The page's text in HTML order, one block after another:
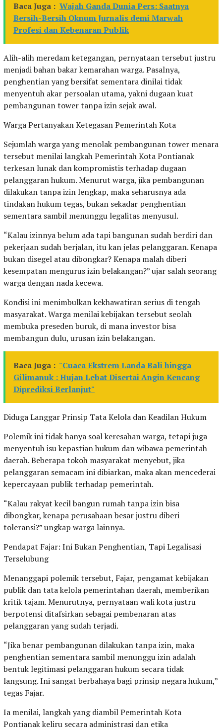
Baca Juga : Wajah Ganda Dunia Pers: Saatnya
Bersih-Bersih Oknum Jurnalis demi Marwah
Profesi dan Kebenaran Publik
Alih-alih meredam ketegangan, pernyataan tersebut justru
menjadi bahan bakar kemarahan warga. Pasalnya,
penghentian yang bersifat sementara dinilai tidak
menyentuh akar persoalan utama, yakni dugaan kuat
pembangunan tower tanpa izin sejak awal.
Warga Pertanyakan Ketegasan Pemerintah Kota
Sejumlah warga yang menolak pembangunan tower menara
tersebut menilai langkah Pemerintah Kota Pontianak
terkesan lunak dan kompromistis terhadap dugaan
pelanggaran hukum. Menurut warga, jika pembangunan
dilakukan tanpa izin lengkap, maka seharusnya ada
tindakan hukum tegas, bukan sekadar penghentian
sementara sambil menunggu legalitas menyusul.
“Kalau izinnya belum ada tapi bangunan sudah berdiri dan
pekerjaan sudah berjalan, itu kan jelas pelanggaran. Kenapa
bukan disegel atau dibongkar? Kenapa malah diberi
kesempatan mengurus izin belakangan?” ujar salah seorang
warga dengan nada kecewa.
Kondisi ini menimbulkan kekhawatiran serius di tengah
masyarakat. Warga menilai kebijakan tersebut seolah
membuka preseden buruk, di mana investor bisa
membangun dulu, urusan izin belakangan.
Baca Juga : "Cuaca Ekstrem Landa Bali hingga
Gilimanuk : Hujan Lebat Disertai Angin Kencang
Diprediksi Berlanjut"
Diduga Langgar Prinsip Tata Kelola dan Keadilan Hukum
Polemik ini tidak hanya soal keresahan warga, tetapi juga
menyentuh isu kepastian hukum dan wibawa pemerintah
daerah. Beberapa tokoh masyarakat menyebut, jika
pelanggaran semacam ini dibiarkan, maka akan mencederai
kepercayaan publik terhadap pemerintah.
“Kalau rakyat kecil bangun rumah tanpa izin bisa
dibongkar, kenapa perusahaan besar justru diberi
toleransi?” ungkap warga lainnya.
Pendapat Fajar: Ini Bukan Penghentian, Tapi Legalisasi
Terselubung
Menanggapi polemik tersebut, Fajar, pengamat kebijakan
publik dan tata kelola pemerintahan daerah, memberikan
kritik tajam. Menurutnya, pernyataan wali kota justru
berpotensi ditafsirkan sebagai pembenaran atas
pelanggaran yang sudah terjadi.
“Jika benar pembangunan dilakukan tanpa izin, maka
penghentian sementara sambil menunggu izin adalah
bentuk legitimasi pelanggaran hukum secara tidak
langsung. Ini sangat berbahaya bagi prinsip negara hukum,”
tegas Fajar.
Ia menilai, langkah yang diambil Pemerintah Kota
Pontianak keliru secara administrasi dan etika